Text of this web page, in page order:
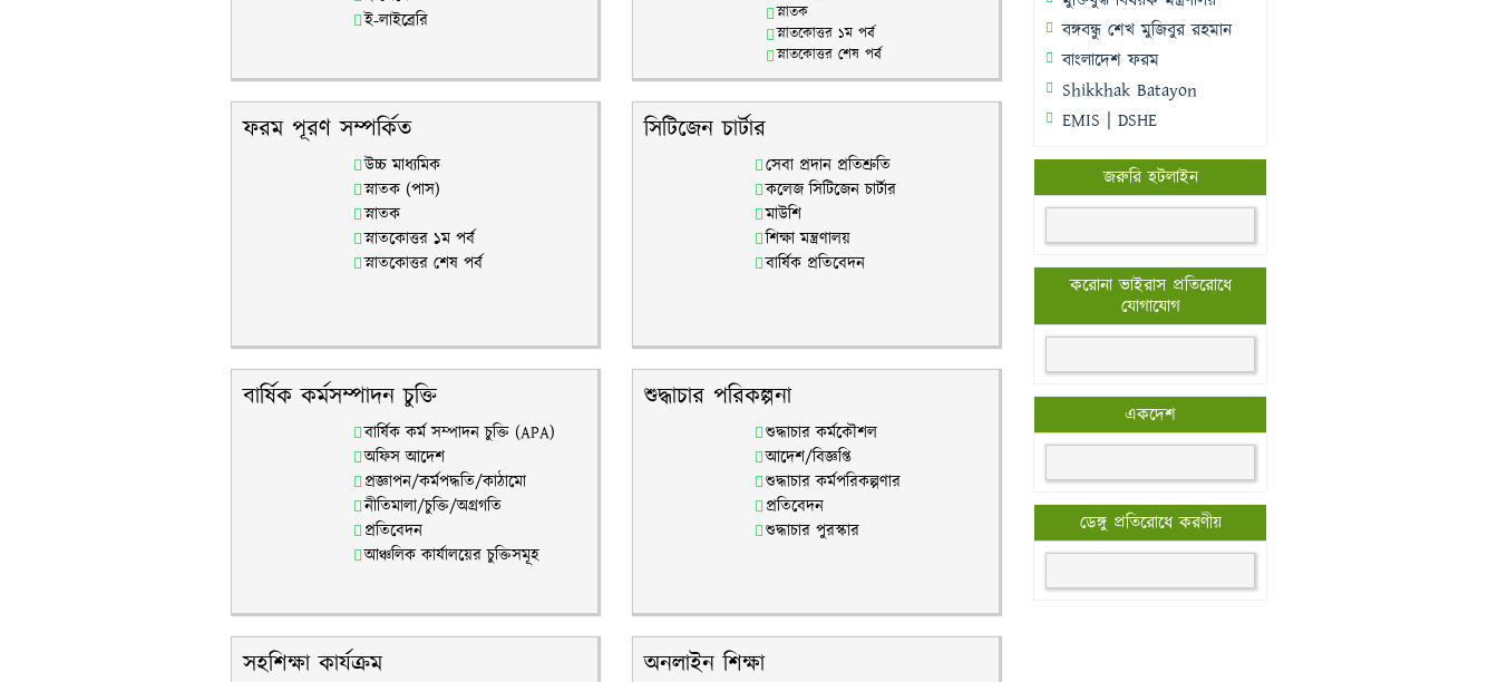
ই-লাইব্রেরি
স্নাতক
স্নাতকোত্তর ১ম পর্ব
স্নাতকোত্তর শেষ পর্ব
ফরম পূরণ সম্পর্কিত
উচ্চ মাধ্যমিক
স্নাতক (পাস)
স্নাতক
স্নাতকোত্তর ১ম পর্ব
স্নাতকোত্তর শেষ পর্ব
সিটিজেন চার্টার
সেবা প্রদান প্রতিশ্রুতি
কলেজ সিটিজেন চার্টার
মাউশি
শিক্ষা মন্ত্রণালয়
বার্ষিক প্রতিবেদন
বার্ষিক কর্মসম্পাদন চুক্তি
বার্ষিক কর্ম সম্পাদন চুক্তি (APA)
অফিস আদেশ
প্রজ্ঞাপন/কর্মপদ্ধতি/কাঠামো
নীতিমালা/চুক্তি/অগ্রগতি
প্রতিবেদন
আঞ্চলিক কার্যালয়ের চুক্তিসমূহ
শুদ্ধাচার পরিকল্পনা
শুদ্ধাচার কর্মকৌশল
আদেশ/বিজ্ঞপ্তি
শুদ্ধাচার কর্মপরিকল্পণার
প্রতিবেদন
শুদ্ধাচার পুরস্কার
সহশিক্ষা কার্যক্রম অনলাইন শিক্ষা
বঙ্গবন্ধু শেখ মুজিবুর রহমান
বাংলাদেশ ফরম
Shikkhak Batayon
EMIS | DSHE
জরুরি হটলাইন
করোনা ভাইরাস প্রতিরোধে
যোগাযোগ
একদেশ
ডেঙ্গু প্রতিরোধে করণীয়